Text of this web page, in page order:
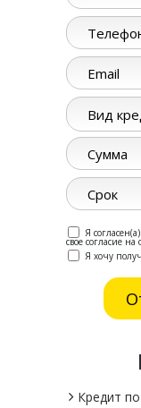
Вид
Я
свое согласие
Я хочу
Кредит